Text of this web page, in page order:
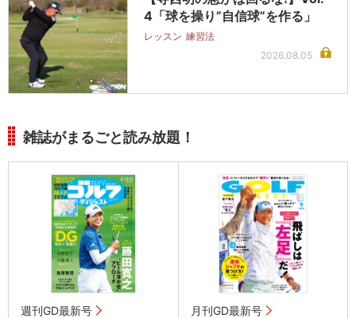
4「球を操り”自信球”を作る」
レッスン 練習法
2026.08.05
雑誌がまるごと読み放題！
週刊GD最新号 月刊GD最新号